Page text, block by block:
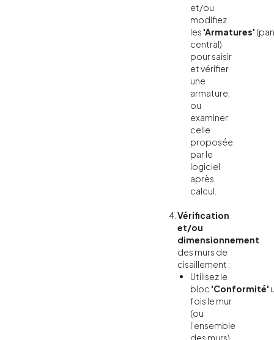
et/ou
modifiez
les 'Armatures'
central)
pour saisir
et vérifier
une
armature,
ou
examiner
celle
proposée
par le
logiciel
après
calcul.
Vérification
et/ou
dimensionnement
des murs de
cisaillement :
Utilisez le
bloc 'Conformité'
fois le mur
(ou
l’ensemble
des murs)